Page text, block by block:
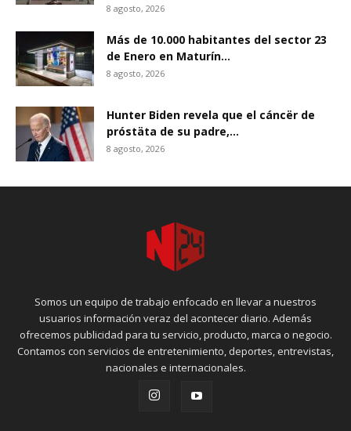
8 agosto, 2026
Más de 10.000 habitantes del sector 23
de Enero en Maturín...
8 agosto, 2026
Hunter Biden revela que el cáncër de
próstäta de su padre,...
8 agosto, 2026
Somos un equipo de trabajo enfocado en llevar a nuestros
usuarios información veraz del acontecer diario. Además
ofrecemos publicidad para tu servicio, producto, marca o negocio.
Contamos con servicios de entretenimiento, deportes, entrevistas,
nacionales e internacionales.